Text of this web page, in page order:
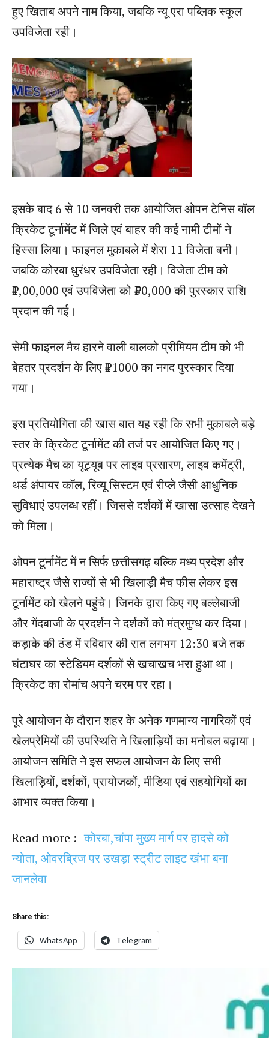
हुए खिताब अपने नाम किया, जबकि न्यू एरा पब्लिक स्कूल
उपविजेता रही।
इसके बाद 6 से 10 जनवरी तक आयोजित ओपन टेनिस बॉल
क्रिकेट टूर्नामेंट में जिले एवं बाहर की कई नामी टीमों ने
हिस्सा लिया। फाइनल मुकाबले में शेरा 11 विजेता बनी।
जबकि कोरबा धुरंधर उपविजेता रही। विजेता टीम को
₹1,00,000 एवं उपविजेता को ₹50,000 की पुरस्कार राशि
प्रदान की गई।
सेमी फाइनल मैच हारने वाली बालको प्रीमियम टीम को भी
बेहतर प्रदर्शन के लिए ₹11000 का नगद पुरस्कार दिया
गया।
इस प्रतियोगिता की खास बात यह रही कि सभी मुकाबले बड़े
स्तर के क्रिकेट टूर्नामेंट की तर्ज पर आयोजित किए गए।
प्रत्येक मैच का यूट्यूब पर लाइव प्रसारण, लाइव कमेंट्री,
थर्ड अंपायर कॉल, रिव्यू सिस्टम एवं रीप्ले जैसी आधुनिक
सुविधाएं उपलब्ध रहीं। जिससे दर्शकों में खासा उत्साह देखने
को मिला।
ओपन टूर्नामेंट में न सिर्फ छत्तीसगढ़ बल्कि मध्य प्रदेश और
महाराष्ट्र जैसे राज्यों से भी खिलाड़ी मैच फीस लेकर इस
टूर्नामेंट को खेलने पहुंचे। जिनके द्वारा किए गए बल्लेबाजी
और गेंदबाजी के प्रदर्शन ने दर्शकों को मंत्रमुग्ध कर दिया।
कड़ाके की ठंड में रविवार की रात लगभग 12:30 बजे तक
घंटाघर का स्टेडियम दर्शकों से खचाखच भरा हुआ था।
क्रिकेट का रोमांच अपने चरम पर रहा।
पूरे आयोजन के दौरान शहर के अनेक गणमान्य नागरिकों एवं
खेलप्रेमियों की उपस्थिति ने खिलाड़ियों का मनोबल बढ़ाया।
आयोजन समिति ने इस सफल आयोजन के लिए सभी
खिलाड़ियों, दर्शकों, प्रायोजकों, मीडिया एवं सहयोगियों का
आभार व्यक्त किया।
Read more :-कोरबा,चांपा मुख्य मार्ग पर हादसे को
न्योता, ओवरब्रिज पर उखड़ा स्ट्रीट लाइट खंभा बना
जानलेवा
Share this:
WhatsApp Telegram